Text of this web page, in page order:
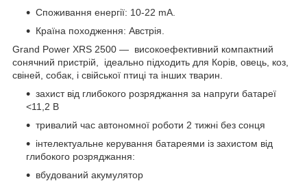
Споживання енергії: 10-22 mA.
Країна походження: Австрія.
Grand Power XRS 2500 — високоефективний компактний
сонячний пристрій, ідеально підходить для Корів, овець, коз,
свіней, собак, і свійської птиці та інших тварин.
захист від глибокого розряджання за напруги батареї
<11,2 В
тривалий час автономної роботи 2 тижні без сонця
інтелектуальне керування батареями із захистом від
глибокого розряджання:
вбудований акумулятор